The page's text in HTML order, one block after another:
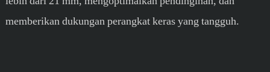
memberikan dukungan perangkat keras yang tangguh.